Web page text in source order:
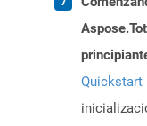
Quickstart